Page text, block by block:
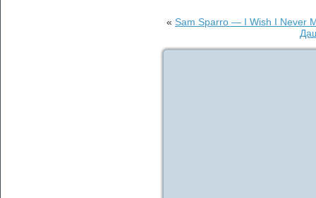
« Sam Sparro — I Wish I Never